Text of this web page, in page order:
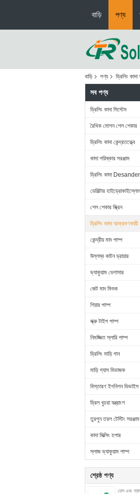
বাড়ি পণ্য
বাড়ি পণ্য ড্রিলিং
সব পণ্য
ড্রিলিং কাদা সিস্টেম
রৈখিক মোশন শেল শেকার
ড্রিলিং কাদা কেন্দ্রতত্ত্বে
কাদা পরিষ্কার সরঞ্জাম
ড্রিলিং কাদা Desander
ডেসিল্টার হাইড্রোকাইস্লোন
শেল শেকার স্ক্রিন
ড্রিলিং কাদা আক্রমণকারী
কেন্দ্রীয় মাদ পাম্প
উল্লম্ব কাটন ড্রায়ার
ভ্যাকুয়াম ডেগাসার
জেট মাদ মিশুক
শিয়ার পাম্প
স্ক্রু টাইপ পাম্প
নিমজ্জিত স্লারি পাম্প
ড্রিলিং মাড়ি গান
মাড়ি গ্যাস বিভাজক
বিস্তারণ ইগনিশন ডিভাইস
ড্রিল খুচরা যন্ত্রাংশ
তুরপুন তরল টেস্টিং সরঞ্জাম
কাদা মিক্সিং হপার
স্লাজ ভ্যাকুয়াম পাম্প
শ্রেষ্ঠ পণ্য
তেল এবং